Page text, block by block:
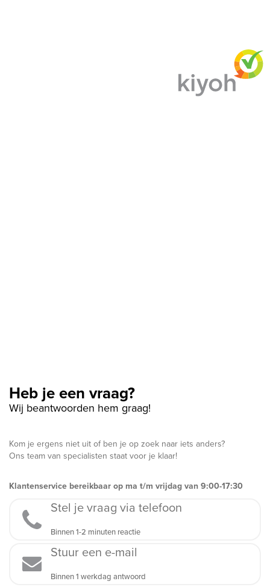
Heb je een vraag?
Wij beantwoorden hem graag!
Kom je ergens niet uit of ben je op zoek naar iets anders?
Ons team van specialisten staat voor je klaar!
Klantenservice bereikbaar op ma t/m vrijdag van 9:00-17:30
Stel je vraag via telefoon
Binnen 1-2 minuten reactie
Stuur een e-mail
Binnen 1 werkdag antwoord